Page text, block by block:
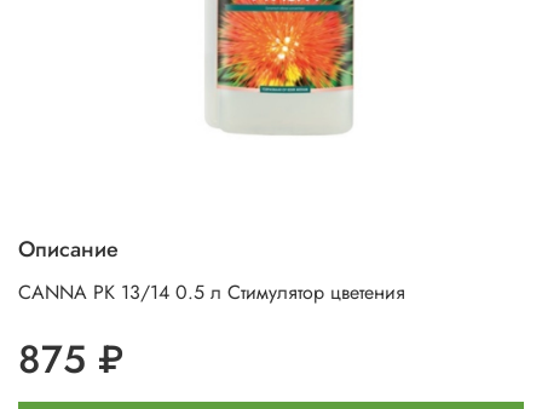
Описание
CANNA PK 13/14 0.5 л Стимулятор цветения
875 ₽